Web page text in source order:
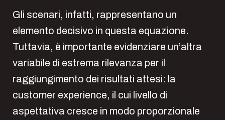
Gli scenari, infatti, rappresentano un
elemento decisivo in questa equazione.
Tuttavia, è importante evidenziare un’altra
variabile di estrema rilevanza per il
raggiungimento dei risultati attesi: la
customer experience, il cui livello di
aspettativa cresce in modo proporzionale